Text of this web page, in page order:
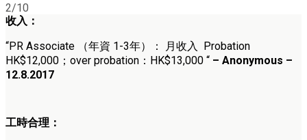
2/10
收入：
“PR Associate （年資 1-3年）： 月收入 Probation
HK$12,000；over probation：HK$13,000 “ – Anonymous –
12.8.2017
工時合理：